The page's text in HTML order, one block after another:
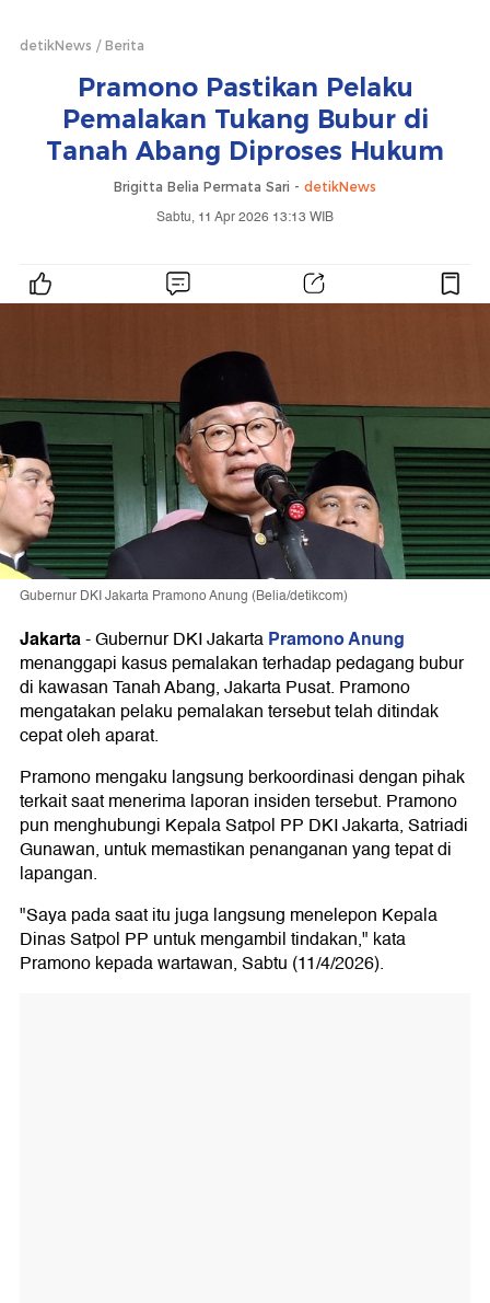
detikNews Berita
Pramono Pastikan Pelaku
Pemalakan Tukang Bubur di
Tanah Abang Diproses Hukum
Brigitta Belia Permata Sari - detikNews
Sabtu, 11 Apr 2026 13:13 WIB
Gubernur DKI Jakarta Pramono Anung (Belia/detikcom)
Jakarta-Gubernur DKI JakartaPramono Anung
menanggapi kasus pemalakan terhadap pedagang bubur
di kawasan Tanah Abang, Jakarta Pusat. Pramono
mengatakan pelaku pemalakan tersebut telah ditindak
cepat oleh aparat.
Pramono mengaku langsung berkoordinasi dengan pihak
terkait saat menerima laporan insiden tersebut. Pramono
pun menghubungi Kepala Satpol PP DKI Jakarta, Satriadi
Gunawan, untuk memastikan penanganan yang tepat di
lapangan.
"Saya pada saat itu juga langsung menelepon Kepala
Dinas Satpol PP untuk mengambil tindakan," kata
Pramono kepada wartawan, Sabtu (11/4/2026).